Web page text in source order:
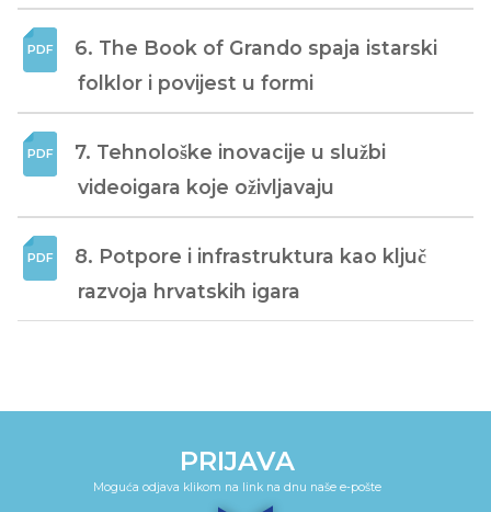
6. The Book of Grando spaja istarski
folklor i povijest u formi
7. Tehnološke inovacije u službi
videoigara koje oživljavaju
8. Potpore i infrastruktura kao ključ
razvoja hrvatskih igara
PRIJAVA
Moguća odjava klikom na link na dnu naše e-pošte